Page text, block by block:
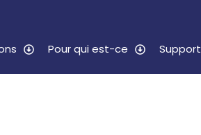
Pour qui est-ce Support